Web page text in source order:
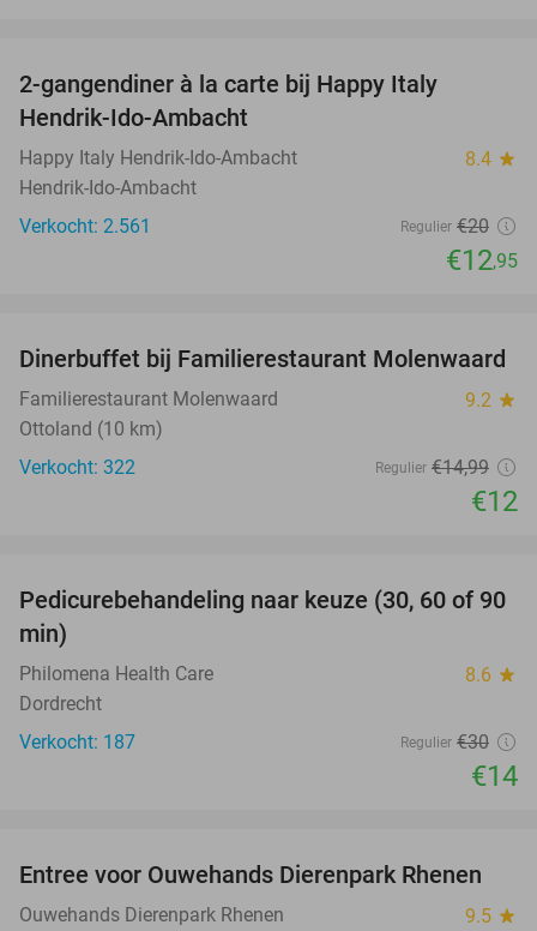
2-gangendiner à la carte bij Happy Italy
Hendrik-Ido-Ambacht
Happy Italy Hendrik-Ido-Ambacht 8.4 star
Hendrik-Ido-Ambacht
Verkocht: 2.561
Regulier €20
€12,95
20%
Dinerbuffet bij Familierestaurant Molenwaard
Familierestaurant Molenwaard 9.2 star
Ottoland (10 km)
Verkocht: 322
Regulier €14,99
€12
53%
Pedicurebehandeling naar keuze (30, 60 of 90
min)
Philomena Health Care 8.6 star
Dordrecht
Verkocht: 187
Regulier €30
€14
19%
Entree voor Ouwehands Dierenpark Rhenen
Ouwehands Dierenpark Rhenen 9.5 star